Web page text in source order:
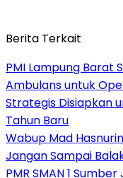
Berita Terkait
PMI Lampung Barat
Ambulans untuk
Strategis Disiapkan
Tahun Baru
Wabup Mad
Jangan Sampai
PMR SMAN 1